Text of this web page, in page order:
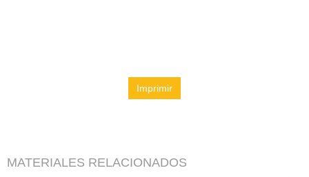
Imprimir
MATERIALES RELACIONADOS